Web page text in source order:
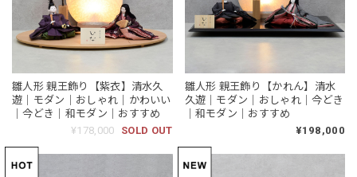
雛人形 親王飾り【紫衣】清水久
遊｜モダン｜おしゃれ｜かわいい
｜今どき｜和モダン｜おすすめ
¥178,000
SOLD OUT
雛人形 親王飾り【かれん】清水
久遊｜モダン｜おしゃれ｜今どき
｜和モダン｜おすすめ
¥198,000